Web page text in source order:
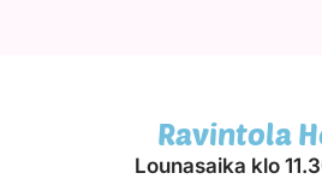
Ravintola
Lounasaika klo